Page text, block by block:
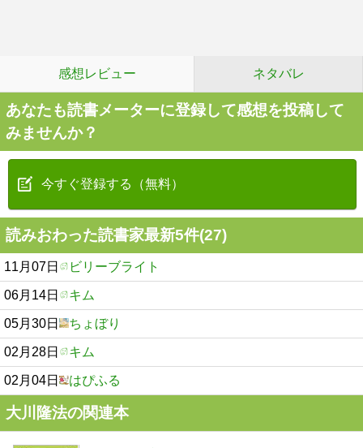
感想レビュー ネタバレ
あなたも読書メーターに登録して感想を投稿して
みませんか？
今すぐ登録する（無料）
読みおわった読書家最新5件(27)
11月07日 ビリーブライト
06月14日 キム
05月30日 ちょぼり
02月28日 キム
02月04日 はぴふる
大川隆法の関連本